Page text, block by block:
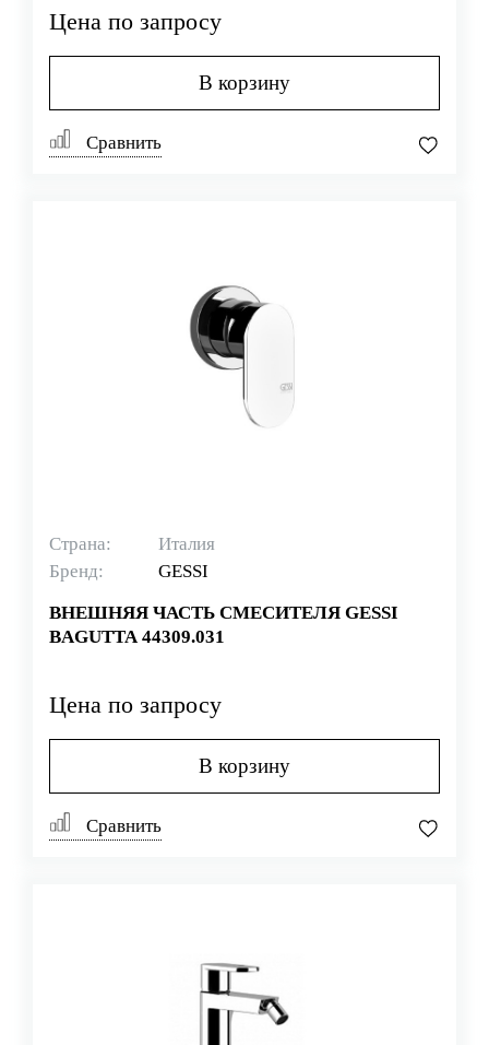
Цена по запросу
В корзину
Сравнить
Страна:
Италия
Бренд:
GESSI
ВНЕШНЯЯ ЧАСТЬ СМЕСИТЕЛЯ GESSI
BAGUTTA 44309.031
Цена по запросу
В корзину
Сравнить